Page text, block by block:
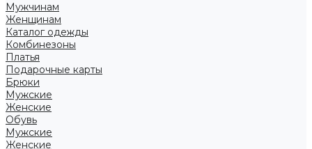
Мужчинам
Женщинам
Каталог одежды
Комбинезоны
Платья
Подарочные карты
Брюки
Мужские
Женские
Обувь
Мужские
Женские